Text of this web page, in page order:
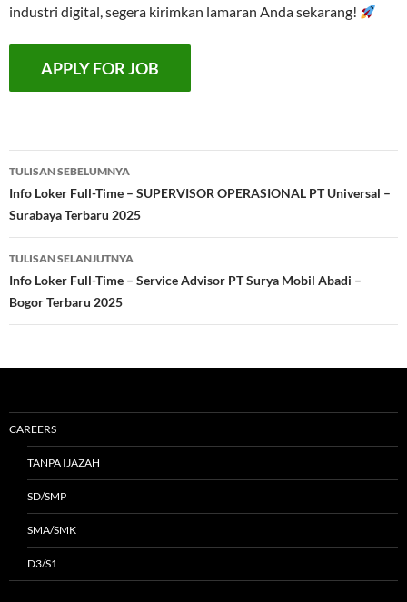
industri digital, segera kirimkan lamaran Anda sekarang!
Navigasi
Tulisan
TULISAN SEBELUMNYA
Info Loker Full-Time – SUPERVISOR OPERASIONAL PT Universal –
Surabaya Terbaru 2025
TULISAN SELANJUTNYA
Info Loker Full-Time – Service Advisor PT Surya Mobil Abadi –
Bogor Terbaru 2025
CAREERS
TANPA IJAZAH
SD/SMP
SMA/SMK
D3/S1